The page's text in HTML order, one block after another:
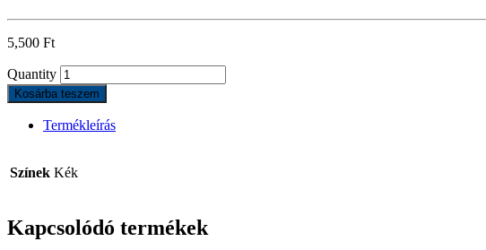
5,500 Ft
Quantity
Kosárba teszem
Termékleírás
Színek Kék
Kapcsolódó termékek